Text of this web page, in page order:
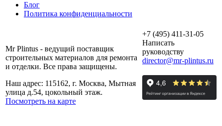
Блог
Политика конфиденциальности
Mr Plintus - ведущий поставщик
строительных материалов для ремонта
и отделки. Все права защищены.
Наш адрес: 115162, г. Москва, Мытная
улица д.54, цокольный этаж.
Посмотреть на карте
+7 (495) 411-31-05
Написать
руководству
director@mr-plintus.ru